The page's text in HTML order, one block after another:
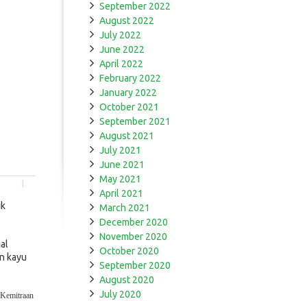
kayu
September 2022
August 2022
July 2022
June 2022
April 2022
February 2022
January 2022
October 2021
September 2021
August 2021
July 2021
June 2021
May 2021
April 2021
March 2021
December 2020
November 2020
October 2020
September 2020
August 2020
July 2020